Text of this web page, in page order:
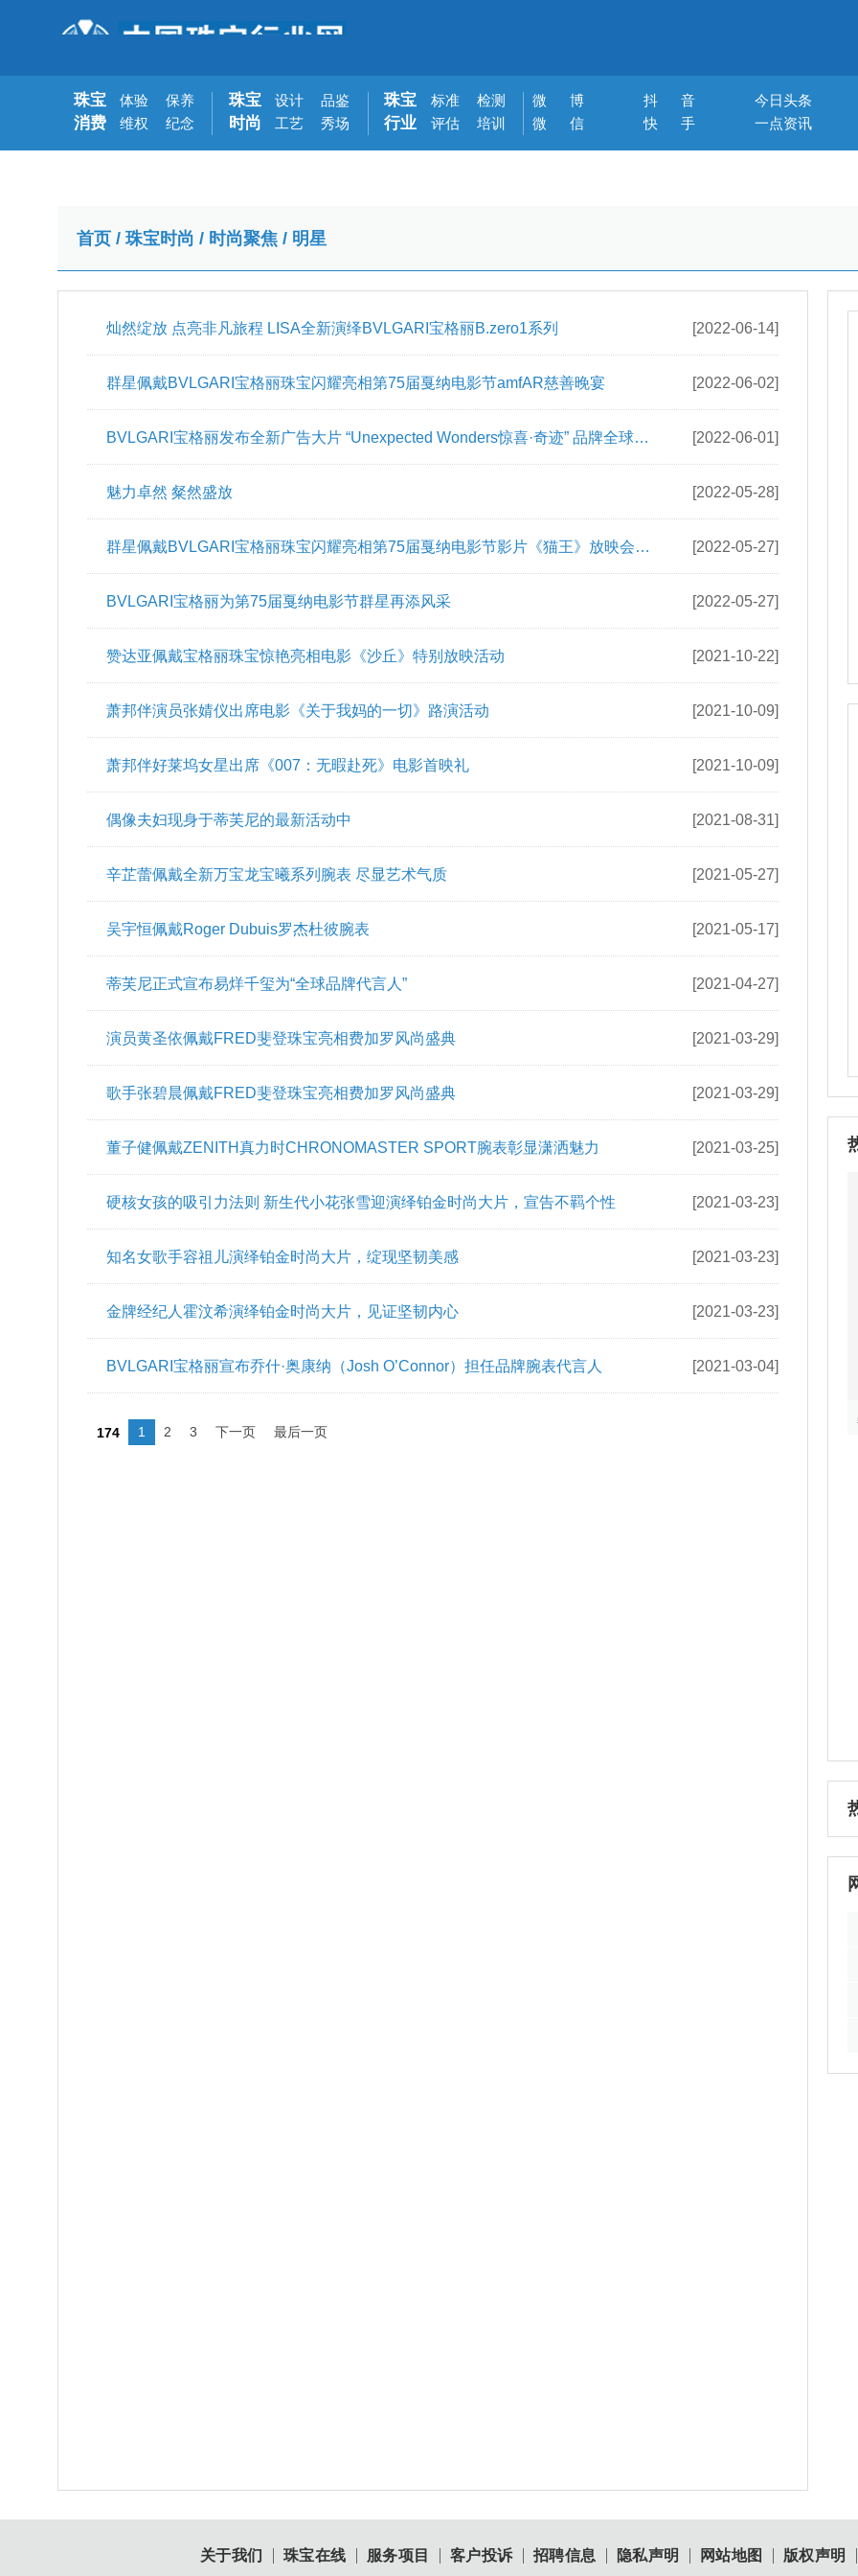
珠宝
消费
体验
维权
保养
纪念
珠宝
时尚
设计
工艺
品鉴
秀场
珠宝
行业
标准
评估
检测
培训
微 博
微 信
抖 音
快 手
今日头条
一点资讯
首页/珠宝时尚/时尚聚焦/明星
灿然绽放 点亮非凡旅程 LISA全新演绎BVLGARI宝格丽B.zero1系列 [2022-06-14]
群星佩戴BVLGARI宝格丽珠宝闪耀亮相第75届戛纳电影节amfAR慈善晚宴 [2022-06-02]
BVLGARI宝格丽发布全新广告大片 “Unexpected Wonders惊喜·奇迹” 品牌全球代
言人倾情演绎
[2022-06-01]
魅力卓然 粲然盛放 [2022-05-28]
群星佩戴BVLGARI宝格丽珠宝闪耀亮相第75届戛纳电影节影片《猫王》放映会红
毯
[2022-05-27]
BVLGARI宝格丽为第75届戛纳电影节群星再添风采 [2022-05-27]
赞达亚佩戴宝格丽珠宝惊艳亮相电影《沙丘》特别放映活动 [2021-10-22]
萧邦伴演员张婧仪出席电影《关于我妈的一切》路演活动 [2021-10-09]
萧邦伴好莱坞女星出席《007：无暇赴死》电影首映礼 [2021-10-09]
偶像夫妇现身于蒂芙尼的最新活动中 [2021-08-31]
辛芷蕾佩戴全新万宝龙宝曦系列腕表 尽显艺术气质 [2021-05-27]
吴宇恒佩戴Roger Dubuis罗杰杜彼腕表 [2021-05-17]
蒂芙尼正式宣布易烊千玺为“全球品牌代言人” [2021-04-27]
演员黄圣依佩戴FRED斐登珠宝亮相费加罗风尚盛典 [2021-03-29]
歌手张碧晨佩戴FRED斐登珠宝亮相费加罗风尚盛典 [2021-03-29]
董子健佩戴ZENITH真力时CHRONOMASTER SPORT腕表彰显潇洒魅力 [2021-03-25]
硬核女孩的吸引力法则 新生代小花张雪迎演绎铂金时尚大片，宣告不羁个性 [2021-03-23]
知名女歌手容祖儿演绎铂金时尚大片，绽现坚韧美感 [2021-03-23]
金牌经纪人霍汶希演绎铂金时尚大片，见证坚韧内心